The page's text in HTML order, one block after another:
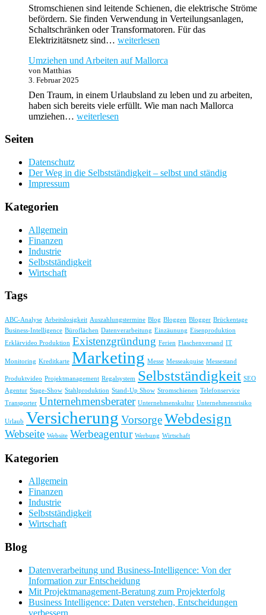
Übernahme
eines
Bestandsbetriebs
als
Gründungschance
Stromschienen sind leitende Schienen, die elektrische Ströme
befördern. Sie finden Verwendung in Verteilungsanlagen,
Schaltschränken oder Transformatoren. Für das
Elektrizitätsnetz sind… Hochleistungs-
Kupfer
im
Vergleich
weiterlesen
Umziehen und Arbeiten auf Mallorca
von Matthias
3. Februar 2025
Den Traum, in einem Urlaubsland zu leben und zu arbeiten,
haben sich bereits viele erfüllt. Wie man nach Mallorca
umziehen… Umziehen
weiterlesen
Seiten
Datenschutz
Der Weg in die Selbstständigkeit – selbst und ständig
Impressum
Kategorien
Allgemein
Finanzen
Industrie
Selbstständigkeit
Wirtschaft
Tags
ABC-Analyse Arbeitslosigkeit Auszahlungstermine Blog Bloggen Blogger Brückentage
Business-Intelligence Büroflächen Datenverarbeitung Einzäunung Eisenproduktion
Erklärvideo Produktion Existenzgründung Ferien Flaschenversand IT
Monitoring Kreditkarte Marketing Messe Messeakquise Messestand
Produktvideo Projektmanagement Regalsystem Selbstständigkeit SEO
Agentur Stage-Show Stahlproduktion Stand-Up Show Stromschienen Telefonservice
Transporter Unternehmensberater Unternehmenskultur Unternehmensrisiko
Urlaub Versicherung VorsorgeWebdesign
Webseite Website Werbeagentur Werbung Wirtschaft
Kategorien
Allgemein
Finanzen
Industrie
Selbstständigkeit
Wirtschaft
Blog
Datenverarbeitung und Business-Intelligence: Von der
Information zur Entscheidung
Mit Projektmanagement-Beratung zum Projekterfolg
Business Intelligence: Daten verstehen, Entscheidungen
verbessern